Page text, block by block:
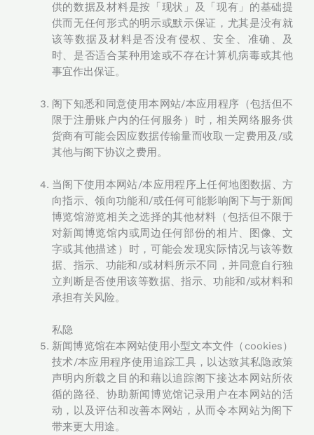
供的数据及材料是按「现状」及「现有」的基础提
供而无任何形式的明示或默示保证，尤其是没有就
该等数据及材料是否没有侵权、安全、准确、及
时、是否适合某种用途或不存在计算机病毒或其他
事宜作出保证。
阁下知悉和同意使用本网站/本应用程序（包括但不
限于注册账户内的任何服务）时，相关网络服务供
货商有可能会因应数据传输量而收取一定费用及/或
其他与阁下协议之费用。
当阁下使用本网站/本应用程序上任何地图数据、方
向指示、领向功能和/或任何可能影响阁下与于新闻
博览馆游览相关之选择的其他材料（包括但不限于
对新闻博览馆内或周边任何部份的相片、图像、文
字或其他描述）时，可能会发现实际情况与该等数
据、指示、功能和/或材料所示不同，并同意自行独
立判断是否使用该等数据、指示、功能和/或材料和
承担有关风险。
私隐
新闻博览馆在本网站使用小型文本文件（cookies）
技术/本应用程序使用追踪工具，以达致其私隐政策
声明内所载之目的和藉以追踪阁下接达本网站所依
循的路径、协助新闻博览馆记录用户在本网站的活
动，以及评估和改善本网站，从而令本网站为阁下
带来更大用途。